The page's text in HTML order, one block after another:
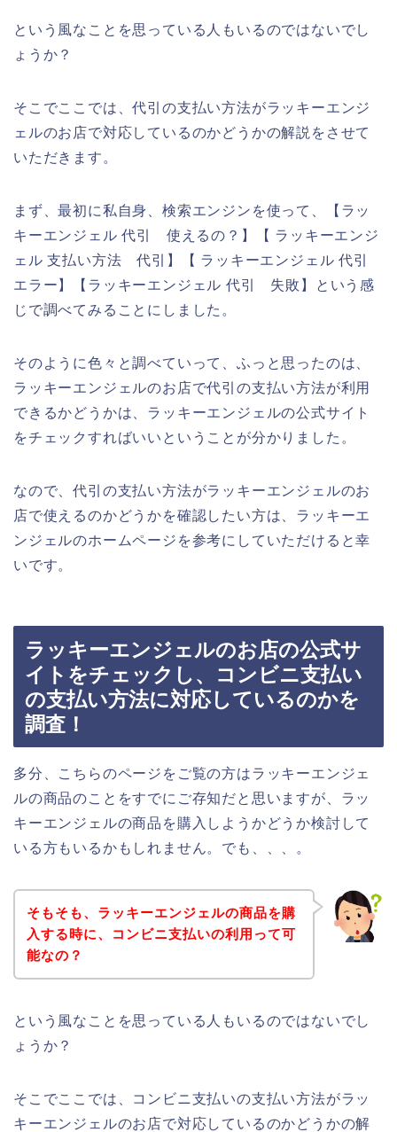
という風なことを思っている人もいるのではないでし
ょうか？
そこでここでは、代引の支払い方法がラッキーエンジ
ェルのお店で対応しているのかどうかの解説をさせて
いただきます。
まず、最初に私自身、検索エンジンを使って、【ラッ
キーエンジェル 代引 使えるの？】【 ラッキーエンジ
ェル 支払い方法 代引】【 ラッキーエンジェル 代引
エラー】【ラッキーエンジェル 代引 失敗】という感
じで調べてみることにしました。
そのように色々と調べていって、ふっと思ったのは、
ラッキーエンジェルのお店で代引の支払い方法が利用
できるかどうかは、ラッキーエンジェルの公式サイト
をチェックすればいいということが分かりました。
なので、代引の支払い方法がラッキーエンジェルのお
店で使えるのかどうかを確認したい方は、ラッキーエ
ンジェルのホームページを参考にしていただけると幸
いです。
ラッキーエンジェルのお店の公式サ
イトをチェックし、コンビニ支払い
の支払い方法に対応しているのかを
調査！
多分、こちらのページをご覧の方はラッキーエンジェ
ルの商品のことをすでにご存知だと思いますが、ラッ
キーエンジェルの商品を購入しようかどうか検討して
いる方もいるかもしれません。でも、、、。
そもそも、ラッキーエンジェルの商品を購
入する時に、コンビニ支払いの利用って可
能なの？
という風なことを思っている人もいるのではないでし
ょうか？
そこでここでは、コンビニ支払いの支払い方法がラッ
キーエンジェルのお店で対応しているのかどうかの解